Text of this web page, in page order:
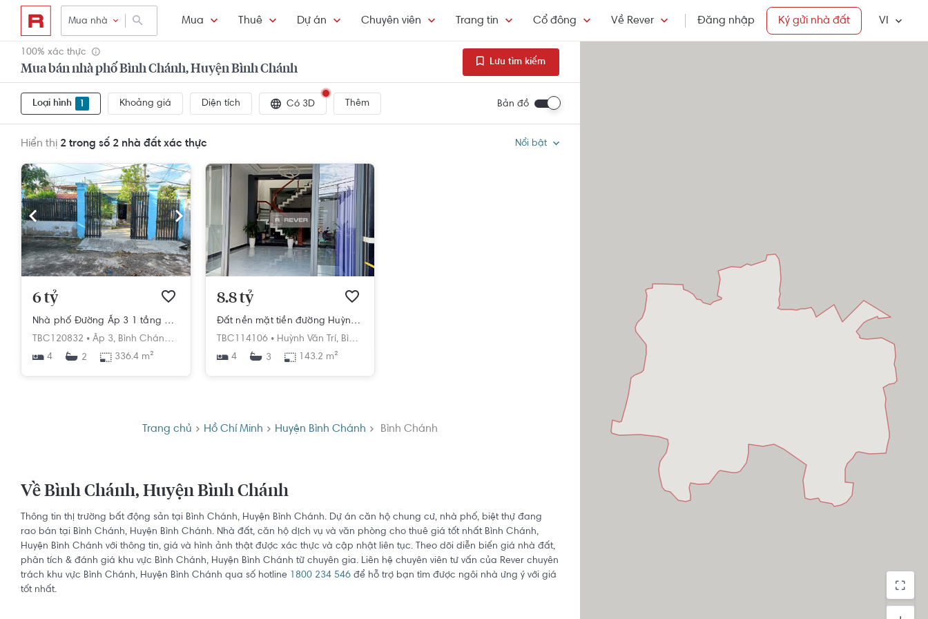
Mua nhà Mua Thuê Dự án Chuyên viên Trang tin Cổ đông Về Rever Đăng nhập Ký gửi nhà đất VI
100% xác thực
Mua bán nhà phố Bình Chánh, Huyện Bình Chánh
Lưu tìm kiếm
Loại hình Khoảng giá Diện tích Có 3D Thêm Bản đồ
Hiển thị 2 trong số 2 nhà đất xác thực Nổi bật
6 tỷ
Nhà phố Đường Ấp 3 1 tầng diện tích 336.4m² hướng tây bắc pháp lý sổ hồng.
TBC120832 • Ấp 3, Bình Chánh, Bình Chánh, Hồ Chí Minh
4
2 336.4 m²
8.8 tỷ
Đất nền mặt tiền đường Huỳnh Văn Trí diện tích đất 143.2m2 rộng thoáng.
TBC114106 • Huỳnh Văn Trí, Bình Chánh,
4
3 143.2 m²
Trang chủ Hồ Chí Minh Huyện Bình Chánh Bình Chánh
Về Bình Chánh, Huyện Bình Chánh
Thông tin thị trường bất động sản tại Bình Chánh, Huyện Bình Chánh. Dự án căn hộ chung cư, nhà phố, biệt thự đang
rao bán tại Bình Chánh, Huyện Bình Chánh. Nhà đất, căn hộ dịch vụ và văn phòng cho thuê giá tốt nhất Bình Chánh,
Huyện Bình Chánh với thông tin, giá và hình ảnh thật được xác thực và cập nhật liên tục. Theo dõi diễn biến giá nhà đất,
phân tích & đánh giá khu vực Bình Chánh, Huyện Bình Chánh từ chuyên gia. Liên hệ chuyên viên tư vấn của Rever chuyên
trách khu vực Bình Chánh, Huyện Bình Chánh qua số hotline 1800 234 546 để hỗ trợ bạn tìm được ngôi nhà ưng ý với giá
tốt nhất.